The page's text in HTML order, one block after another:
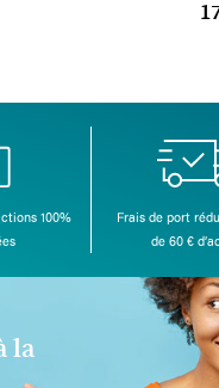
100%
Frais de port
de 60 €
la